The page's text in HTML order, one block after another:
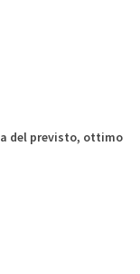
del previsto, ottimo